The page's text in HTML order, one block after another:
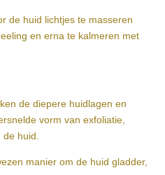
de huid lichtjes te masseren
en erna te kalmeren met
de diepere huidlagen en
vorm van exfoliatie,
huid.
manier om de huid gladder,